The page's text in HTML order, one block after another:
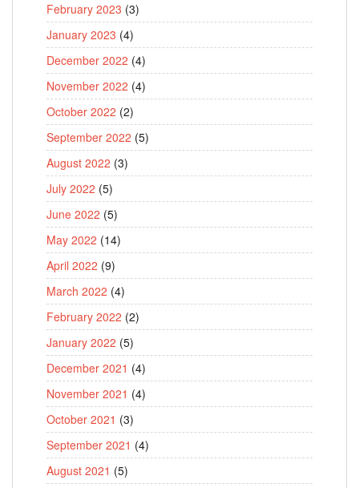
February 2023 (3)
January 2023 (4)
December 2022 (4)
November 2022 (4)
October 2022 (2)
September 2022 (5)
August 2022 (3)
July 2022 (5)
June 2022 (5)
May 2022 (14)
April 2022 (9)
March 2022 (4)
February 2022 (2)
January 2022 (5)
December 2021 (4)
November 2021 (4)
October 2021 (3)
September 2021 (4)
August 2021 (5)